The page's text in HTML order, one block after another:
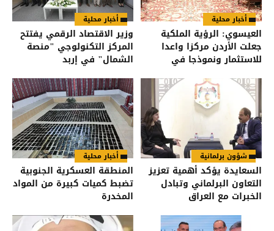
أخبار محلية
العيسوي: الرؤية الملكية
جعلت الأردن مركزا واعدا
للاستثمار ونموذجا في
أخبار محلية
وزير الاقتصاد الرقمي يفتتح
المركز التكنولوجي "منصة
الشمال" في إربد
شؤون برلمانية
السعايدة يؤكد أهمية تعزيز
التعاون البرلماني وتبادل
الخبرات مع العراق
أخبار محلية
المنطقة العسكرية الجنوبية
تضبط كميات كبيرة من المواد
المخدرة